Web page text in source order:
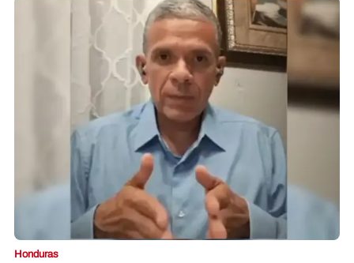
Honduras